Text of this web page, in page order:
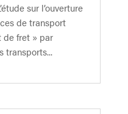
sur l’ouverture
de transport
de fret » par
transports...